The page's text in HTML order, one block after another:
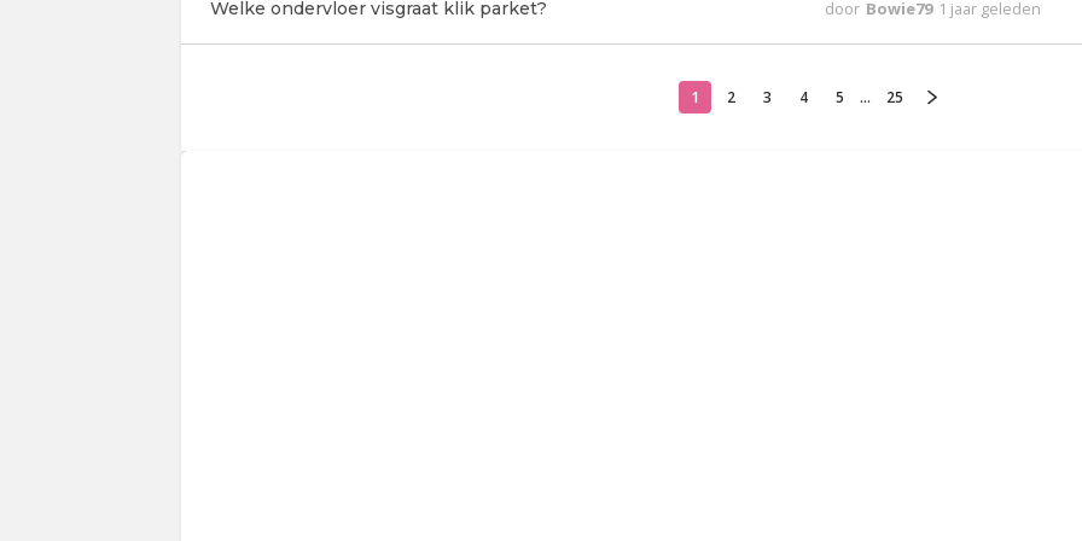
Welke ondervloer visgraat klik parket? door Bowie79 1 jaar geleden
1 2 3 4 5 ... 25